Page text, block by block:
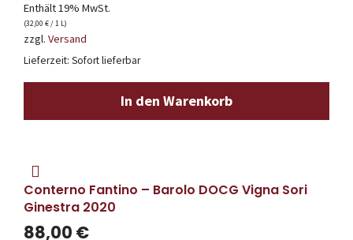
Enthält 19% MwSt.
(32,00 €/ 1 L)
zzgl. Versand
Lieferzeit: Sofort lieferbar
In den Warenkorb
Conterno Fantino – Barolo DOCG Vigna Sori
Ginestra 2020
88,00 €